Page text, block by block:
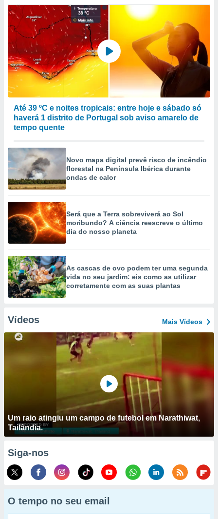
Até 39 ºC e noites tropicais: entre hoje e sábado só
haverá 1 distrito de Portugal sob aviso amarelo de
tempo quente
Novo mapa digital prevê risco de incêndio
florestal na Península Ibérica durante
ondas de calor
Será que a Terra sobreviverá ao Sol
moribundo? A ciência reescreve o último
dia do nosso planeta
As cascas de ovo podem ter uma segunda
vida no seu jardim: eis como as utilizar
corretamente com as suas plantas
Vídeos Mais Vídeos
Um raio atingiu um campo de futebol em Narathiwat,
Tailândia.
Siga-nos
O tempo no seu email